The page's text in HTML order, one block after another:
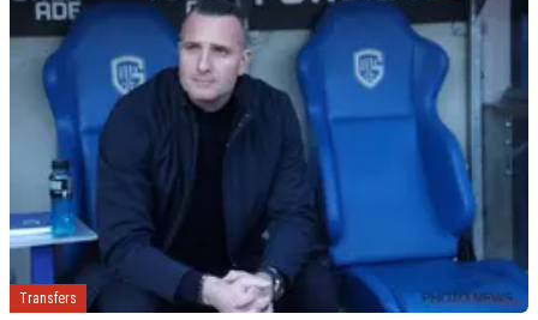
Transfers